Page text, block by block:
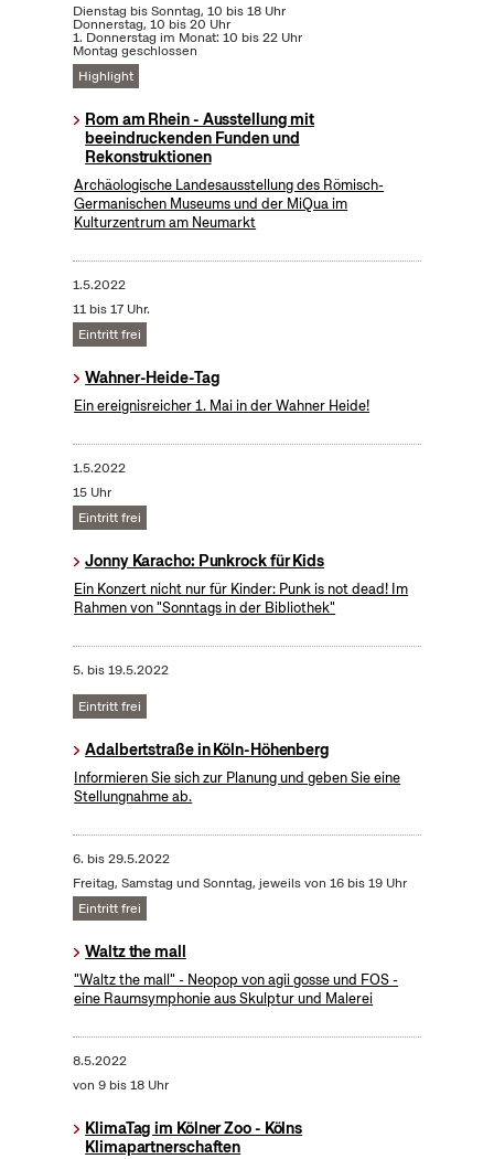
Dienstag bis Sonntag, 10 bis 18 Uhr
Donnerstag, 10 bis 20 Uhr
1. Donnerstag im Monat: 10 bis 22 Uhr
Montag geschlossen
Highlight
Rom am Rhein - Ausstellung mit
beeindruckenden Funden und
Rekonstruktionen
Archäologische Landesausstellung des Römisch-
Germanischen Museums und der MiQua im
Kulturzentrum am Neumarkt
1.5.2022
11 bis 17 Uhr.
Eintritt frei
Wahner-Heide-Tag
Ein ereignisreicher 1. Mai in der Wahner Heide!
1.5.2022
15 Uhr
Eintritt frei
Jonny Karacho: Punkrock für Kids
Ein Konzert nicht nur für Kinder: Punk is not dead! Im
Rahmen von "Sonntags in der Bibliothek"
5. bis19.5.2022
Eintritt frei
Adalbertstraße in Köln-Höhenberg
Informieren Sie sich zur Planung und geben Sie eine
Stellungnahme ab.
6. bis29.5.2022
Freitag, Samstag und Sonntag, jeweils von 16 bis 19 Uhr
Eintritt frei
Waltz the mall
"Waltz the mall" - Neopop von agii gosse und FOS -
eine Raumsymphonie aus Skulptur und Malerei
8.5.2022
von 9 bis 18 Uhr
KlimaTag im Kölner Zoo - Kölns
Klimapartnerschaften